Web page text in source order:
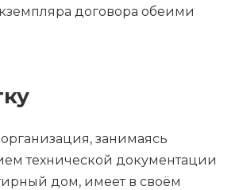
договора обеими
занимаясь
технической документации
дом, имеет в своём